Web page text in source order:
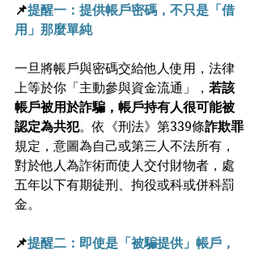
📌提醒一：提供帳戶密碼，不只是「借
用」那麼單純
一旦將帳戶與密碼交給他人使用，法律
上等於你「主動參與資金流通」， 若該
帳戶被用於詐騙，帳戶持有人很可能被
認定為共犯。依《刑法》第339條詐欺罪
規定，意圖為自己或第三人不法所有，
對於他人為詐術而使人交付財物者，處
五年以下有期徒刑、拘役或科或併科罰
金。
📌提醒二：即使是「被騙提供」帳戶，